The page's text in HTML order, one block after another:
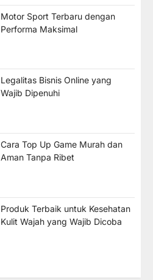
Motor Sport Terbaru dengan
Performa Maksimal
Legalitas Bisnis Online yang
Wajib Dipenuhi
Cara Top Up Game Murah dan
Aman Tanpa Ribet
Produk Terbaik untuk Kesehatan
Kulit Wajah yang Wajib Dicoba